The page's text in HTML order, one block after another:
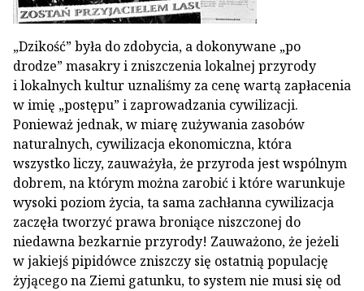
„Dzikość” była do zdobycia, a dokonywane „po
drodze” masakry i zniszczenia lokalnej przyrody
i lokalnych kultur uznaliśmy za cenę wartą zapłacenia
w imię „postępu” i zaprowadzania cywilizacji.
Ponieważ jednak, w miarę zużywania zasobów
naturalnych, cywilizacja ekonomiczna, która
wszystko liczy, zauważyła, że przyroda jest wspólnym
dobrem, na którym można zarobić i które warunkuje
wysoki poziom życia, ta sama zachłanna cywilizacja
zaczęła tworzyć prawa broniące niszczonej do
niedawna bezkarnie przyrody! Zauważono, że jeżeli
w jakiejś pipidówce zniszczy się ostatnią populację
żyjącego na Ziemi gatunku, to system nie musi się od